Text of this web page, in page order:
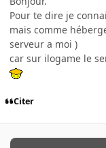
Pour te dire je
mais comme
serveur a moi )
car sur ilogame le
Citer